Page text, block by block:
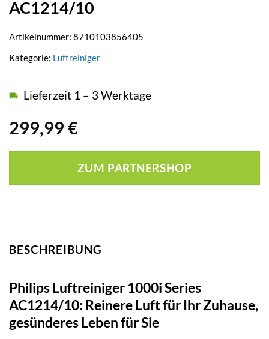
AC1214/10
299,99 €
Lieferzeit 1 – 3 Werktage
ZUM PARTNERSHOP
Artikelnummer: 8710103856405
Kategorie: Luftreiniger
BESCHREIBUNG
Philips Luftreiniger 1000i Series
AC1214/10: Reinere Luft für Ihr Zuhause,
gesünderes Leben für Sie